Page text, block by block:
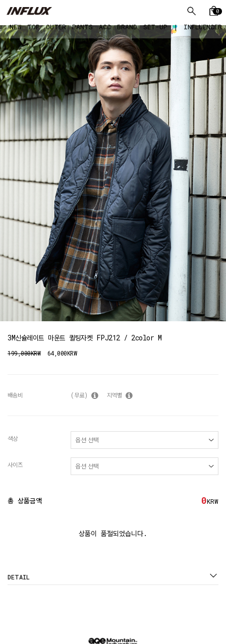
0
NEW TOP OUTER PANTS ACC BRAND SET-UP | INFLUENCER
3M신슐레이트 마운트 퀼팅자켓 FPJ212 / 2color M
199,000KRW 64,000KRW
배송비 (무료) 지역별
색상
사이즈
총 상품금액 0KRW
상품이 품절되었습니다.
DETAIL